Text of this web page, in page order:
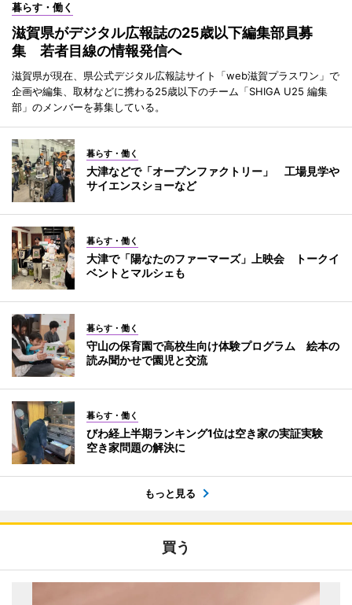
暮らす・働く
滋賀県がデジタル広報誌の25歳以下編集部員募
集 若者目線の情報発信へ
滋賀県が現在、県公式デジタル広報誌サイト「web滋賀プラスワン」で
企画や編集、取材などに携わる25歳以下のチーム「SHIGA U25 編集
部」のメンバーを募集している。
暮らす・働く
大津などで「オープンファクトリー」 工場見学や
サイエンスショーなど
暮らす・働く
大津で「陽なたのファーマーズ」上映会 トークイ
ベントとマルシェも
暮らす・働く
守山の保育園で高校生向け体験プログラム 絵本の
読み聞かせで園児と交流
暮らす・働く
びわ経上半期ランキング1位は空き家の実証実験
空き家問題の解決に
もっと見る
買う